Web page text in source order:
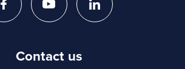
Contact us